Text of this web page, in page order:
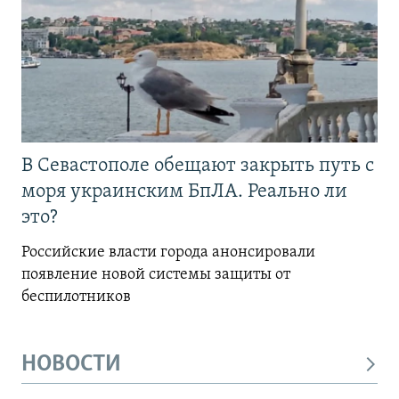
В Севастополе обещают закрыть путь с
моря украинским БпЛА. Реально ли
это?
Российские власти города анонсировали
появление новой системы защиты от
беспилотников
НОВОСТИ